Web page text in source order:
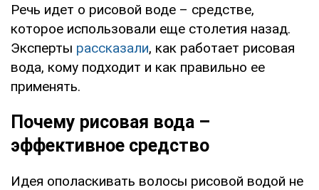
Речь идет о рисовой воде – средстве,
которое использовали еще столетия назад.
Эксперты рассказали, как работает рисовая
вода, кому подходит и как правильно ее
применять.
Почему рисовая вода –
эффективное средство
Идея ополаскивать волосы рисовой водой не